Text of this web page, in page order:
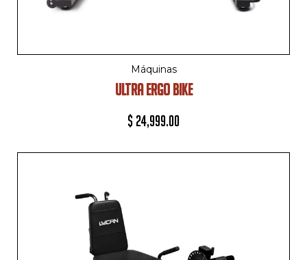
Máquinas
ULTRA ERGO BIKE
$ 24,999.00